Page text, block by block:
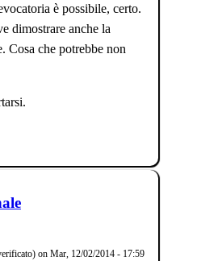
è possibile, certo.
dimostrare anche la
Cosa che potrebbe non
on Mar, 12/02/2014 - 17:59